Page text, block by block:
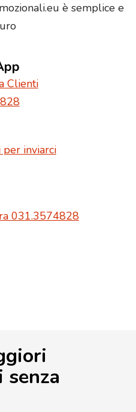
è semplice e
Clienti
per inviarci
031.3574828